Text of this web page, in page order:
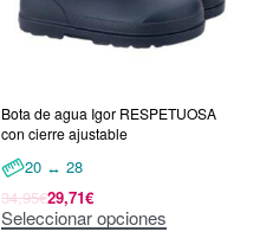
Bota de agua Igor RESPETUOSA
con cierre ajustable
20 ↔ 28
34,95€29,71€
Seleccionar opciones